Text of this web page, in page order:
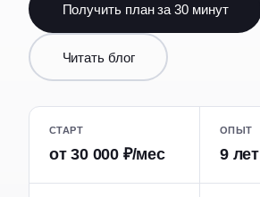
Получить план за 30 минут
Читать блог
СТАРТ
от 30 000 ₽/мес
ОПЫТ
9 лет